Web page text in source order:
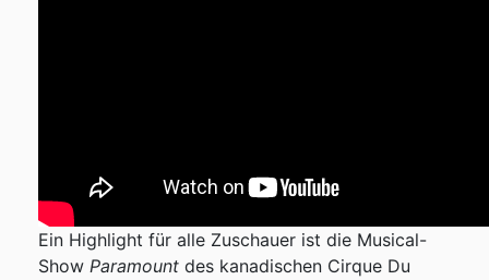
Ein Highlight für alle Zuschauer ist die Musical-
Show Paramount des kanadischen Cirque Du